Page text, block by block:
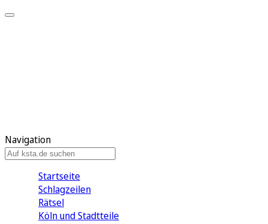
Navigation
Startseite
Schlagzeilen
Rätsel
Köln und Stadtteile